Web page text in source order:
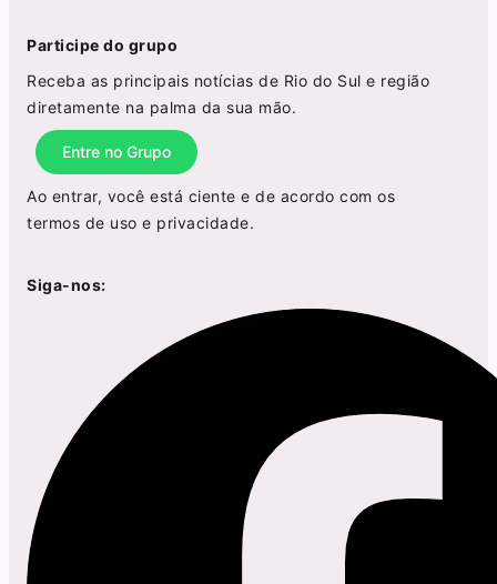
Participe do grupo
Receba as principais notícias de Rio do Sul e região
diretamente na palma da sua mão.
Entre no Grupo
Ao entrar, você está ciente e de acordo com os
termos de uso e privacidade.
Siga-nos: